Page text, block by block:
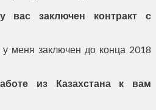
вас заключен контракт с
меня заключен до конца 2018
из Казахстана к вам